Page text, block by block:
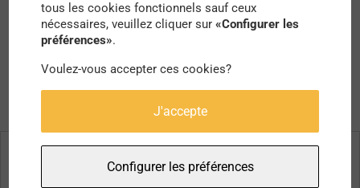
tous les cookies fonctionnels sauf ceux
nécessaires, veuillez cliquer sur«Configurer les
préférences».
Voulez-vous accepter ces cookies?
J'accepte
Configurer les préférences